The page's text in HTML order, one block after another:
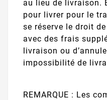
au lieu de livraison.
pour livrer pour le
se réserve le droit
avec des frais
livraison ou
impossibilité de
REMARQUE : Les